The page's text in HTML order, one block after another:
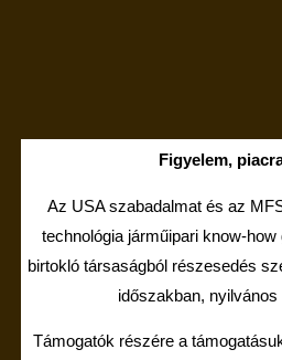
Figyelem,
Az USA szabadalmat és az
technológia járműipari know-
birtokló társaságból részesedés
időszakban,
Támogatók részére a